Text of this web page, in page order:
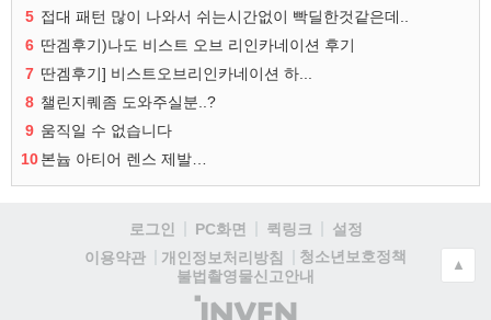
5 접대 패턴 많이 나와서 쉬는시간없이 빡딜한것같은데..
6 딴겜후기)나도 비스트 오브 리인카네이션 후기
7 딴겜후기] 비스트오브리인카네이션 하...
8 챌린지퀘좀 도와주실분..?
9 움직일 수 없습니다
10본늅 아티어 렌스 제발…
로그인 PC화면 퀵링크
설정
이용약관
개인정보처리방침
청소년보호정책
불법촬영물신고안내
(주)
▲